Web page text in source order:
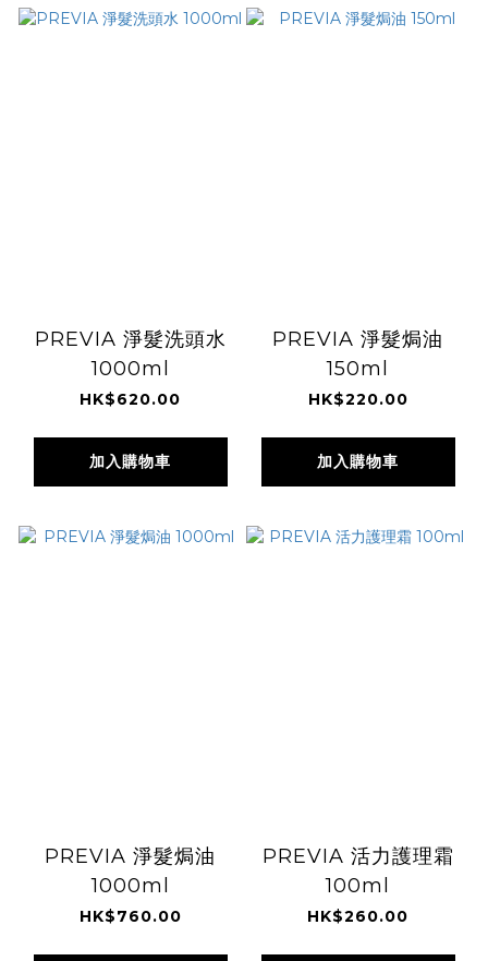
PREVIA 淨髮洗頭水
1000ml
HK$620.00
加入購物車
PREVIA 淨髮焗油
150ml
HK$220.00
加入購物車
PREVIA 淨髮焗油
1000ml
HK$760.00
PREVIA 活力護理霜
100ml
HK$260.00